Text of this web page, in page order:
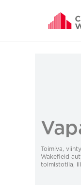
Toimiva,
Wakefield
toimistotila,